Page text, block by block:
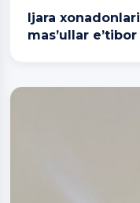
Ijara
mas’ullar